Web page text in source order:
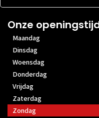
Onze
Maandag
Dinsdag
Woensdag
Donderdag
Vrijdag
Zaterdag
Zondag